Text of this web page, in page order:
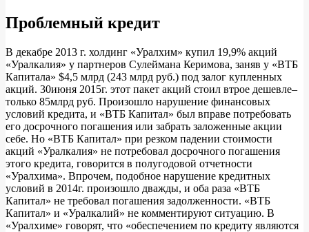
Проблемный кредит
В декабре 2013 г. холдинг «Уралхим» купил 19,9% акций
«Уралкалия» у партнеров Сулеймана Керимова, заняв у «ВТБ
Капитала» $4,5 млрд (243 млрд руб.) под залог купленных
акций. 30июня 2015г. этот пакет акций стоил втрое дешевле–
только 85млрд руб. Произошло нарушение финансовых
условий кредита, и «ВТБ Капитал» был вправе потребовать
его досрочного погашения или забрать заложенные акции
себе. Но «ВТБ Капитал» при резком падении стоимости
акций «Уралкалия» не потребовал досрочного погашения
этого кредита, говорится в полугодовой отчетности
«Уралхима». Впрочем, подобное нарушение кредитных
условий в 2014г. произошло дважды, и оба раза «ВТБ
Капитал» не требовал погашения задолженности. «ВТБ
Капитал» и «Уралкалий» не комментируют ситуацию. В
«Уралхиме» говорят, что «обеспечением по кредиту являются